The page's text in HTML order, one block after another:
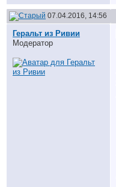
07.04.2016, 14:56
Геральт из Ривии
Модератор